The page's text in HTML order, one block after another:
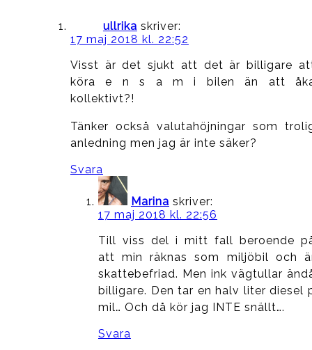
ullrika skriver:
17 maj 2018 kl. 22:52
Visst är det sjukt att det är billigare
köra e n s a m i bilen än att
kollektivt?!
Tänker också valutahöjningar som
anledning men jag är inte säker?
Svara
Marina skriver:
17 maj 2018 kl. 22:56
Till viss del i mitt fall beroende
att min räknas som miljöbil och
skattebefriad. Men ink vägtullar
billigare. Den tar en halv liter diesel
mil… Och då kör jag INTE snällt….
Svara